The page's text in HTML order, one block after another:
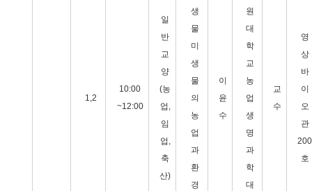
1,2
10:00
~12:00
일
반
교
양
(농
업,
임
업,
축
산)
생
물
미
생
물
의
농
업
과
환
경
이
윤
수
원
대
학
교
농
업
생
명
과
학
대
교
수
영
상
바
이
오
관
200
호